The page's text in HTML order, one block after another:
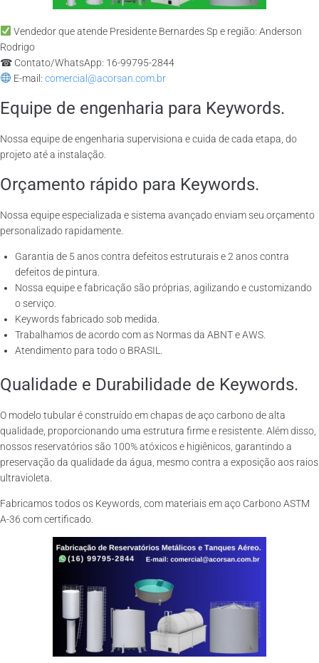
Vendedor que atende Presidente Bernardes Sp e região: Anderson
Rodrigo
☎ Contato/WhatsApp: 16-99795-2844
E-mail: comercial@acorsan.com.br
Equipe de engenharia para Keywords.
Nossa equipe de engenharia supervisiona e cuida de cada etapa, do
projeto até a instalação.
Orçamento rápido para Keywords.
Nossa equipe especializada e sistema avançado enviam seu orçamento
personalizado rapidamente.
Garantia de 5 anos contra defeitos estruturais e 2 anos contra
defeitos de pintura.
Nossa equipe e fabricação são próprias, agilizando e customizando
o serviço.
Keywords fabricado sob medida.
Trabalhamos de acordo com as Normas da ABNT e AWS.
Atendimento para todo o BRASIL.
Qualidade e Durabilidade de Keywords.
O modelo tubular é construído em chapas de aço carbono de alta
qualidade, proporcionando uma estrutura firme e resistente. Além disso,
nossos reservatórios são 100% atóxicos e higiênicos, garantindo a
preservação da qualidade da água, mesmo contra a exposição aos raios
ultravioleta.
Fabricamos todos os Keywords, com materiais em aço Carbono ASTM
A-36 com certificado.